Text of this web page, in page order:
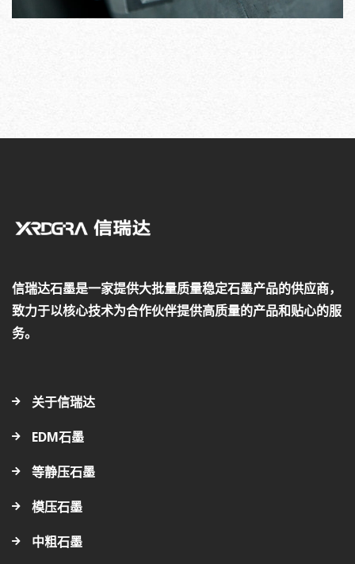
信瑞达石墨是一家提供大批量质量稳定石墨产品的供应商，
致力于以核心技术为合作伙伴提供高质量的产品和贴心的服
务。
关于信瑞达
EDM石墨
等静压石墨
模压石墨
中粗石墨